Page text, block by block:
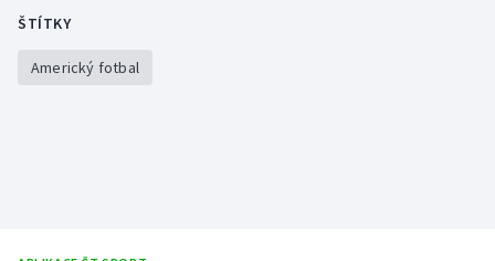
ŠTÍTKY
Americký fotbal